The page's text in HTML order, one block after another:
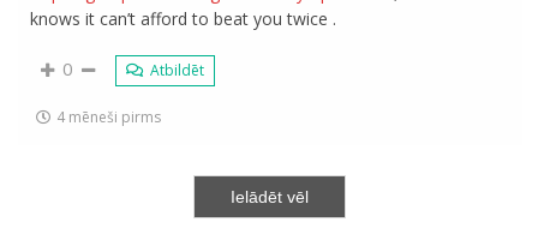
knows it can’t afford to beat you twice .
0 Atbildēt
4 mēneši pirms
Ielādēt vēl